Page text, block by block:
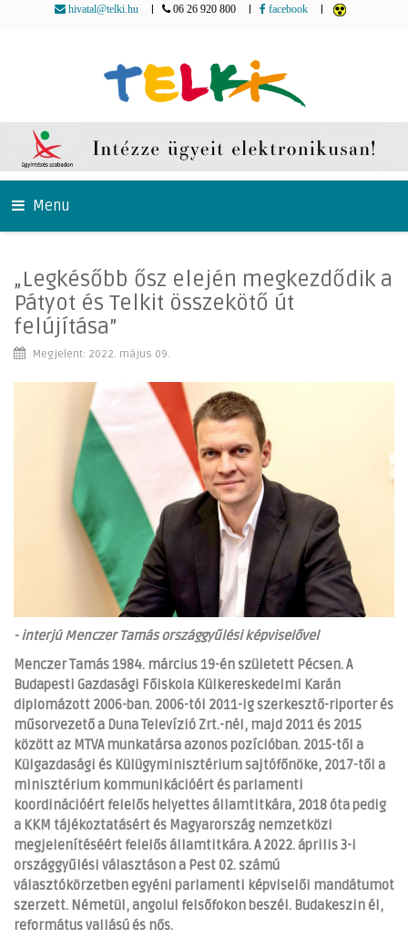
hivatal@telki.hu 06 26 920 800 facebook
Menu
„Legkésőbb ősz elején megkezdődik a
Pátyot és Telkit összekötő út
felújítása”
Megjelent: 2022. május 09.
- interjú Menczer Tamás országgyűlési képviselővel
Menczer Tamás 1984. március 19-én született Pécsen. A
Budapesti Gazdasági Főiskola Külkereskedelmi Karán
diplomázott 2006-ban. 2006-tól 2011-ig szerkesztő-riporter és
műsorvezető a Duna Televízió Zrt.-nél, majd 2011 és 2015
között az MTVA munkatársa azonos pozícióban. 2015-től a
Külgazdasági és Külügyminisztérium sajtófőnöke, 2017-től a
minisztérium kommunikációért és parlamenti
koordinációért felelős helyettes államtitkára, 2018 óta pedig
a KKM tájékoztatásért és Magyarország nemzetközi
megjelenítéséért felelős államtitkára. A 2022. április 3-i
országgyűlési választáson a Pest 02. számú
választókörzetben egyéni parlamenti képviselői mandátumot
szerzett. Németül, angolul felsőfokon beszél. Budakeszin él,
református vallású és nős.